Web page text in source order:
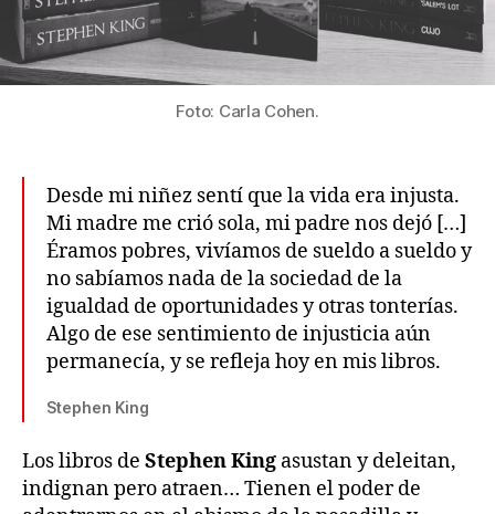
Foto: Carla Cohen.
Desde mi niñez sentí que la vida era injusta.
Mi madre me crió sola, mi padre nos dejó […]
Éramos pobres, vivíamos de sueldo a sueldo y
no sabíamos nada de la sociedad de la
igualdad de oportunidades y otras tonterías.
Algo de ese sentimiento de injusticia aún
permanecía, y se refleja hoy en mis libros.
Stephen King
Los libros de Stephen King asustan y deleitan,
indignan pero atraen… Tienen el poder de